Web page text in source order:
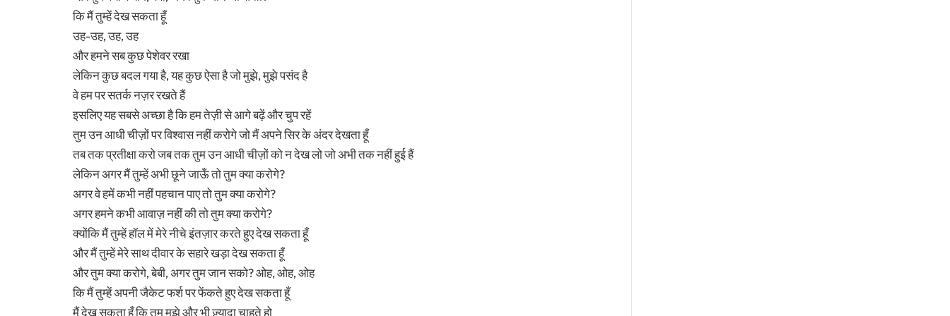
कि मैं तुम्हें देख सकता हूँ
उह-उह, उह, उह
और हमने सब कुछ पेशेवर रखा
लेकिन कुछ बदल गया है, यह कुछ ऐसा है जो मुझे, मुझे पसंद है
वे हम पर सतर्क नज़र रखते हैं
इसलिए यह सबसे अच्छा है कि हम तेज़ी से आगे बढ़ें और चुप रहें
तुम उन आधी चीज़ों पर विश्वास नहीं करोगे जो मैं अपने सिर के अंदर देखता हूँ
तब तक प्रतीक्षा करो जब तक तुम उन आधी चीज़ों को न देख लो जो अभी तक नहीं हुई हैं
लेकिन अगर मैं तुम्हें अभी छूने जाऊँ तो तुम क्या करोगे?
अगर वे हमें कभी नहीं पहचान पाए तो तुम क्या करोगे?
अगर हमने कभी आवाज़ नहीं की तो तुम क्या करोगे?
क्योंकि मैं तुम्हें हॉल में मेरे नीचे इंतज़ार करते हुए देख सकता हूँ
और मैं तुम्हें मेरे साथ दीवार के सहारे खड़ा देख सकता हूँ
और तुम क्या करोगे, बेबी, अगर तुम जान सको? ओह, ओह, ओह
कि मैं तुम्हें अपनी जैकेट फर्श पर फेंकते हुए देख सकता हूँ
मैं देख सकता हूँ कि तुम मुझे और भी ज़्यादा चाहते हो